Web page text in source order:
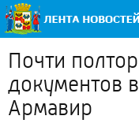
Почти
документов
Армавир